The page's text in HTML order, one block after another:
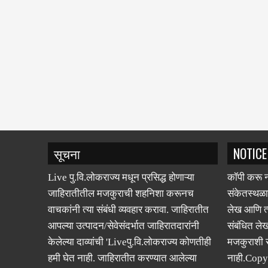
सूचना
Live पु.वि.लोकराज्य मधून प्रसिद्ध होणाऱ्या
जाहिरातीतील मजकुराची शहनिशा करूनच
वाचकांनी त्या संबंधी व्यवहार करावा. जाहिरातीत
आपल्या उत्पादन/सेवेसंदर्भात जाहिरातदारांनी
केलेल्या दाव्यांची 'Liveपु.वि.लोकराज्य कोणतीही
हमी घेत नाही. जाहिरातीत करण्यात आलेल्या
NOTICE
कॉपी करू
लेख आणि
संबंधित